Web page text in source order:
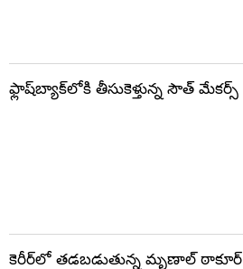
ఫ్లాష్‌బ్యాక్‌లోకి తీసుకెళ్తున్న సౌత్‌ మేకర్స్‌
కెరీర్‌లో తడబడుతున్న మృణాల్ ఠాకూర్